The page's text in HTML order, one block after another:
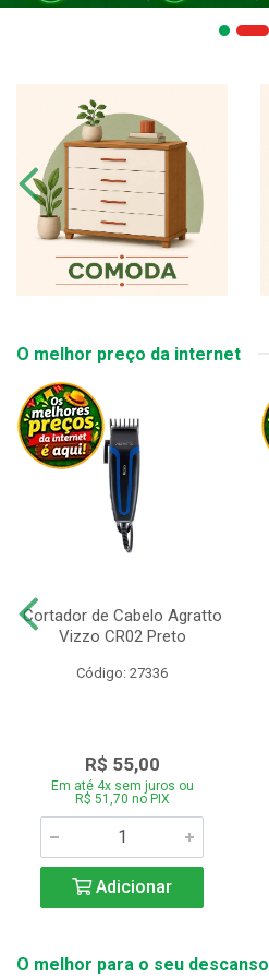
O melhor preço da internet
Cortador de Cabelo Agratto
Vizzo CR02 Preto
Código: 27336
R$ 55,00
Em até 4x sem juros ou
R$ 51,70 no PIX
Adicionar
O melhor para o seu descanso